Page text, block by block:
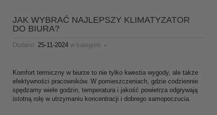
JAK WYBRAĆ NAJLEPSZY KLIMATYZATOR
DO BIURA?
Dodano: 25-11-2024 w kategorii: -
Komfort termiczny w biurze to nie tylko kwestia wygody, ale także
efektywności pracowników. W pomieszczeniach, gdzie codziennie
spędzamy wiele godzin, temperatura i jakość powietrza odgrywają
istotną rolę w utrzymaniu koncentracji i dobrego samopoczucia.